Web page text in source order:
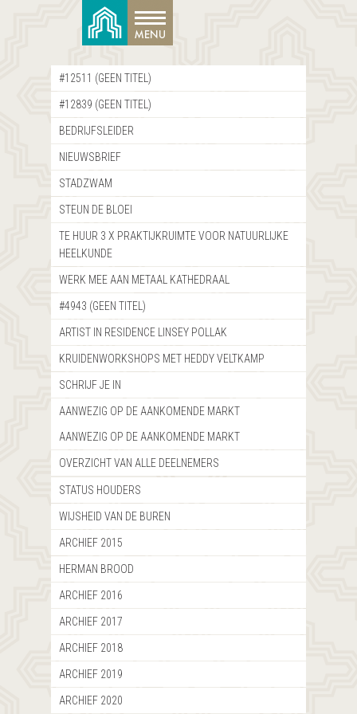
#12511 (GEEN TITEL)
#12839 (GEEN TITEL)
BEDRIJFSLEIDER
NIEUWSBRIEF
STADZWAM
STEUN DE BLOEI
TE HUUR 3 X PRAKTIJKRUIMTE VOOR NATUURLIJKE
HEELKUNDE
WERK MEE AAN METAAL KATHEDRAAL
#4943 (GEEN TITEL)
ARTIST IN RESIDENCE LINSEY POLLAK
KRUIDENWORKSHOPS MET HEDDY VELTKAMP
SCHRIJF JE IN
AANWEZIG OP DE AANKOMENDE MARKT
AANWEZIG OP DE AANKOMENDE MARKT
OVERZICHT VAN ALLE DEELNEMERS
STATUS HOUDERS
WIJSHEID VAN DE BUREN
ARCHIEF 2015
HERMAN BROOD
ARCHIEF 2016
ARCHIEF 2017
ARCHIEF 2018
ARCHIEF 2019
ARCHIEF 2020